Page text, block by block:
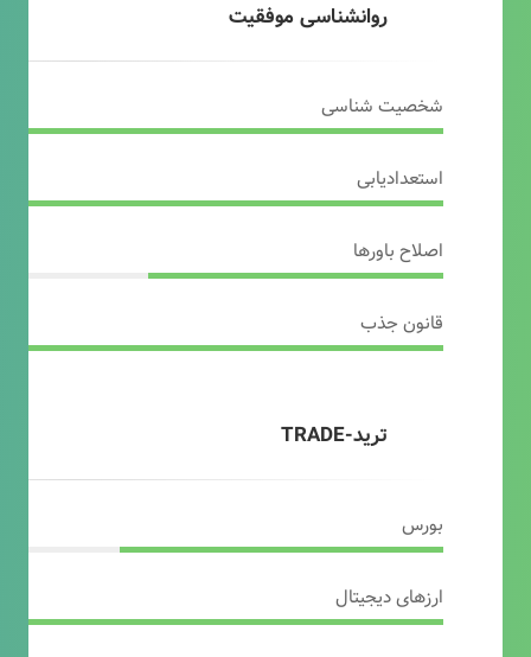
روانشناسی موفقیت
شخصیت شناسی
استعدادیابی
اصلاح باورها
قانون جذب
ترید-TRADE
بورس
ارزهای دیجیتال